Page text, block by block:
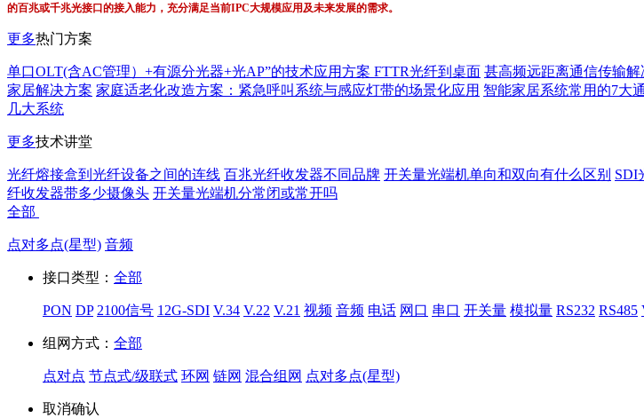
的百兆或千兆光接口的接入能力，充分满足当前IPC大规模应用及未来发展的需求。
更多热门方案
单口OLT(含AC管理）+有源分光器+光AP”的技术应用方案 FTTR光纤到桌面 甚高频远距离通信传输解
家居解决方案 家庭适老化改造方案：紧急呼叫系统与感应灯带的场景化应用 智能家居系统常用的7大
几大系统
更多技术讲堂
光纤熔接盒到光纤设备之间的连线 百兆光纤收发器不同品牌 开关量光端机单向和双向有什么区别 SDI
纤收发器带多少摄像头 开关量光端机分常闭或常开吗
全部
点对多点(星型) 音频
接口类型： 全部
PON DP 2100信号 12G-SDI V.34 V.22 V.21 视频 音频 电话 网口 串口 开关量 模拟量 RS232 RS485
组网方式： 全部
点对点 节点式/级联式 环网 链网 混合组网 点对多点(星型)
取消确认